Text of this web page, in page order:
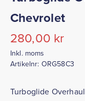
Chevrolet
280,00 kr
Inkl. moms
Artikelnr: ORG58C3
Turboglide